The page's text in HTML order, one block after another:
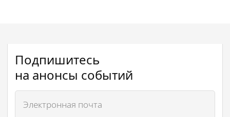
Подпишитесь
на анонсы событий